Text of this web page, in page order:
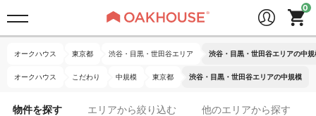
オークハウス 東京都 渋谷・目黒・世田谷エリア 渋谷・目黒・世田谷エリアの中規
オークハウス こだわり 中規模 東京都 渋谷・目黒・世田谷エリアの中規模
物件を探す エリアから絞り込む 他のエリアから探す